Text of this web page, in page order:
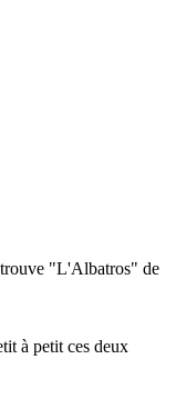
"L'Albatros" de
à petit ces deux